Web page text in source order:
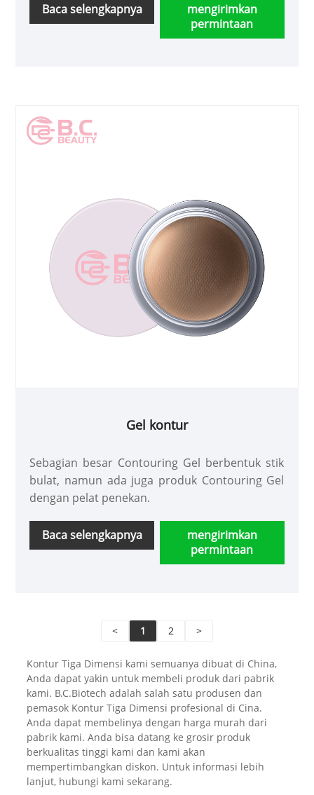
Baca selengkapnya
mengirimkan
permintaan
Gel kontur
Sebagian besar Contouring Gel berbentuk stik
bulat, namun ada juga produk Contouring Gel
dengan pelat penekan.
Baca selengkapnya
mengirimkan
permintaan
< 1 2 >
Kontur Tiga Dimensi kami semuanya dibuat di China,
Anda dapat yakin untuk membeli produk dari pabrik
kami. B.C.Biotech adalah salah satu produsen dan
pemasok Kontur Tiga Dimensi profesional di Cina.
Anda dapat membelinya dengan harga murah dari
pabrik kami. Anda bisa datang ke grosir produk
berkualitas tinggi kami dan kami akan
mempertimbangkan diskon. Untuk informasi lebih
lanjut, hubungi kami sekarang.